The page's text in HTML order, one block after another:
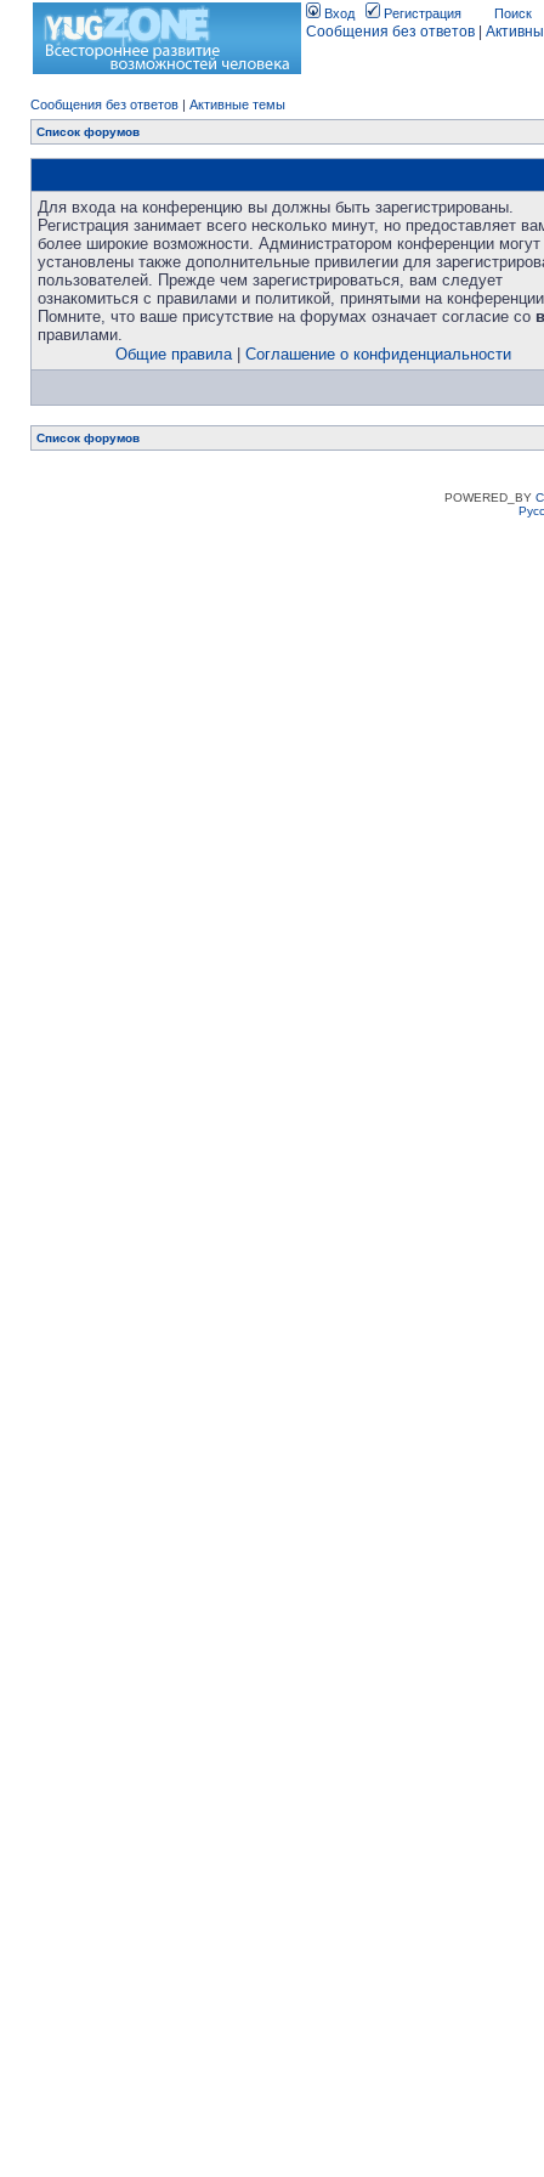
Вход Регистрация Поиск
Сообщения без ответов
Сообщения без ответов | Активные темы
Список форумов
Для входа на конференцию вы должны быть зарегистрированы.
Регистрация занимает всего несколько минут, но предоставляет
более широкие возможности. Администратором конференции
установлены также дополнительные привилегии для
пользователей. Прежде чем зарегистрироваться, вам следует
ознакомиться с правилами и политикой, принятыми на
Помните, что ваше присутствие на форумах означает согласие со
правилами.
Общие правила| Соглашение о конфиденциальности
Список форумов
POWERED_BY